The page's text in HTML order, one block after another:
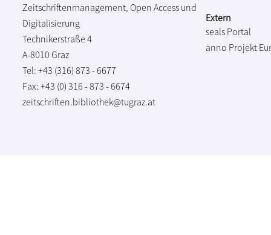
Zeitschriftenmanagement, Open Access und
Digitalisierung
Technikerstraße 4
A-8010 Graz
Tel: +43 (316) 873 - 6677
Fax: +43 (0) 316 - 873 - 6674
zeitschriften.bibliothek@tugraz.at
Extern
seals Portal
anno Projekt